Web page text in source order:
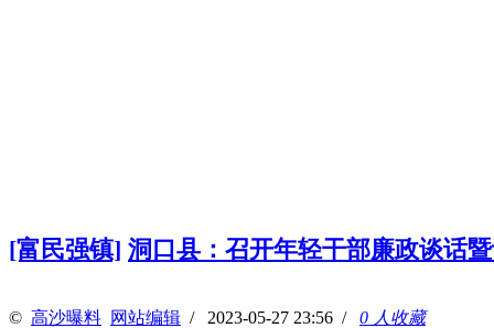
[富民强镇] 洞口县：召开年轻干部廉政谈话
© 高沙曝料 网站编辑 / 2023-05-27 23:56 / 0 人收藏